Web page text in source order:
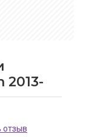
2013-
отзыв